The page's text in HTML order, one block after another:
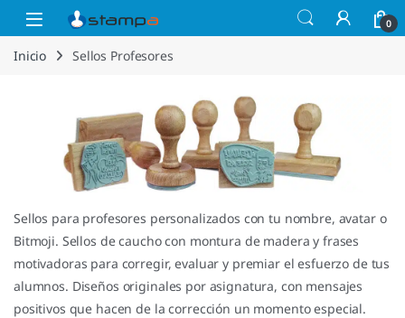
Saltar a la navegación
Saltar al contenido
Open 0
Inicio Sellos Profesores
Sellos para profesores personalizados con tu nombre, avatar o
Bitmoji. Sellos de caucho con montura de madera y frases
motivadoras para corregir, evaluar y premiar el esfuerzo de tus
alumnos. Diseños originales por asignatura, con mensajes
positivos que hacen de la corrección un momento especial.